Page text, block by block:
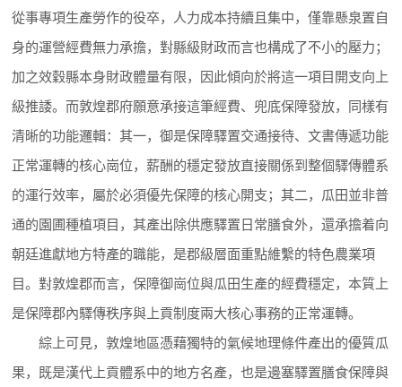
從事專項生產勞作的役卒，人力成本持續且集中，僅靠懸泉置自
身的運營經費無力承擔，對縣級財政而言也構成了不小的壓力；
加之效穀縣本身財政體量有限，因此傾向於將這一項目開支向上
級推諉。而敦煌郡府願意承接這筆經費、兜底保障發放，同樣有
清晰的功能邏輯：其一，御是保障驛置交通接待、文書傳遞功能
正常運轉的核心崗位，薪酬的穩定發放直接關係到整個驛傳體系
的運行效率，屬於必須優先保障的核心開支；其二，瓜田並非普
通的園圃種植項目，其產出除供應驛置日常膳食外，還承擔着向
朝廷進獻地方特產的職能，是郡級層面重點維繫的特色農業項
目。對敦煌郡而言，保障御崗位與瓜田生產的經費穩定，本質上
是保障郡內驛傳秩序與上貢制度兩大核心事務的正常運轉。
綜上可見，敦煌地區憑藉獨特的氣候地理條件產出的優質瓜
果，既是漢代上貢體系中的地方名產，也是邊塞驛置膳食保障與